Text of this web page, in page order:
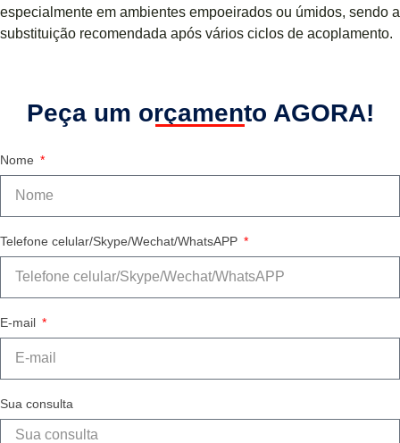
especialmente em ambientes empoeirados ou úmidos, sendo a
substituição recomendada após vários ciclos de acoplamento.
Peça um orçamento AGORA!
Nome
Telefone celular/Skype/Wechat/WhatsAPP
E-mail
Sua consulta